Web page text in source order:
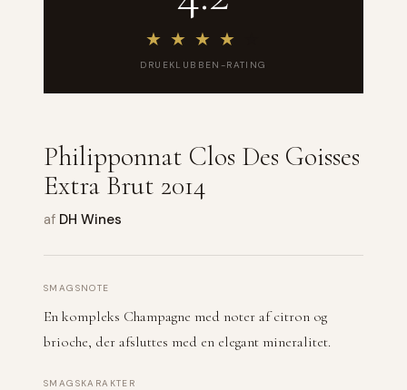
★ ★ ★ ★
DRUEKLUBBEN-RATING
Philipponnat Clos Des Goisses
Extra Brut 2014
af DH Wines
SMAGSNOTE
En kompleks Champagne med noter af citron og
brioche, der afsluttes med en elegant mineralitet.
SMAGSKARAKTER